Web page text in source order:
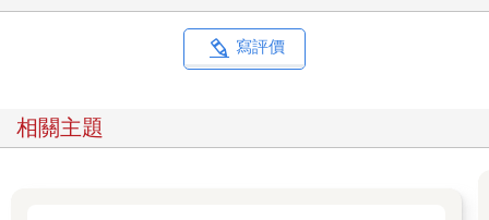
[最底層]內搭衣褲要能夠排汗，主要材質分聚酯纖維和羊毛。兩種
材質都蠻輕的，我們是各帶一件。
聚酯纖維：能夠有效排汗，材質易乾，價錢比較便宜。缺點是體
寫評價
相關主題